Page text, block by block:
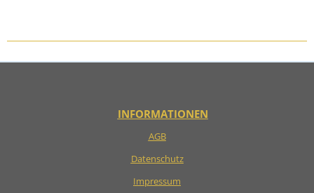
INFORMATIONEN
AGB
Datenschutz
Impressum